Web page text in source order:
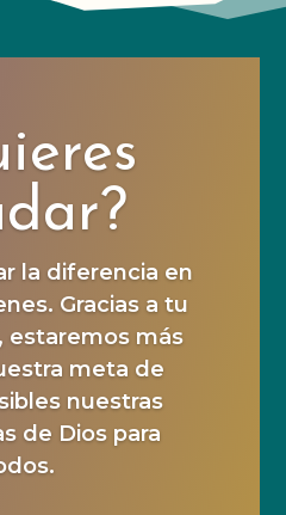
la diferencia en
Gracias a tu
estaremos más
meta de
nuestras
de Dios para